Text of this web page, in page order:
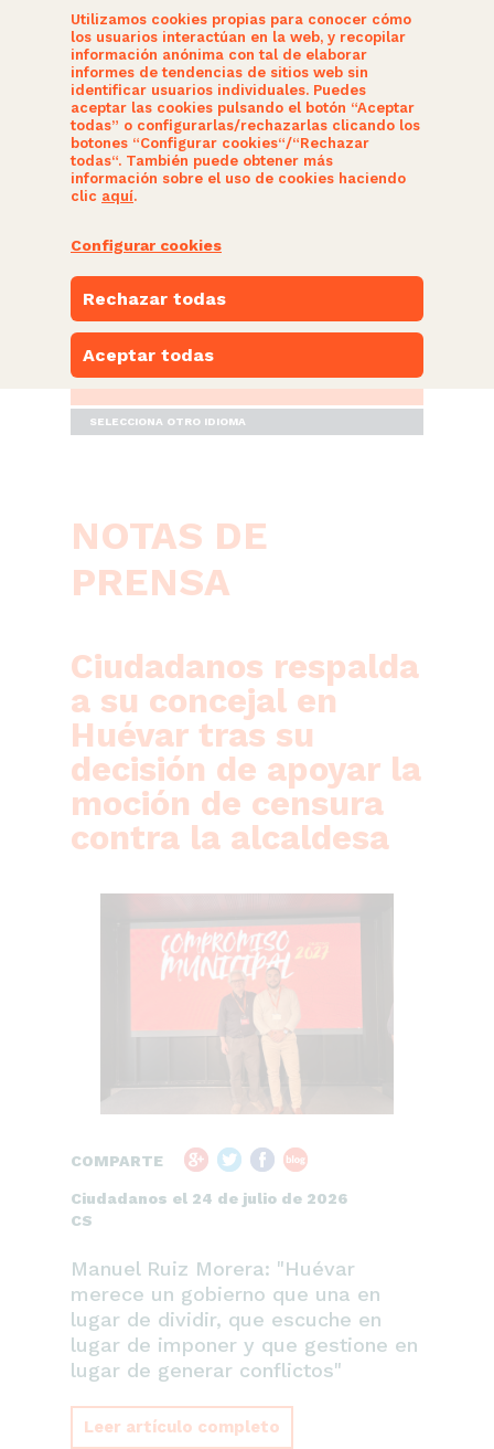
SOMOS CIUDADANOS
ACTUALIDAD
PARTICIPA
ESPACIO NARANJA
SELECCIONA OTRO IDIOMA
Utilizamos cookies propias para conocer cómo
los usuarios interactúan en la web, y recopilar
información anónima con tal de elaborar
informes de tendencias de sitios web sin
identificar usuarios individuales. Puedes
aceptar las cookies pulsando el botón “Aceptar
todas” o configurarlas/rechazarlas clicando los
botones “Configurar cookies“/“Rechazar
todas“. También puede obtener más
información sobre el uso de cookies haciendo
clic aquí.
Configurar cookies
Rechazar todas
Aceptar todas
NOTAS DE
PRENSA
Ciudadanos respalda
a su concejal en
Huévar tras su
decisión de apoyar la
moción de censura
contra la alcaldesa
COMPARTE
Ciudadanos el 24 de julio de 2026
CS
Manuel Ruiz Morera: "Huévar
merece un gobierno que una en
lugar de dividir, que escuche en
lugar de imponer y que gestione en
lugar de generar conflictos"
Leer artículo completo